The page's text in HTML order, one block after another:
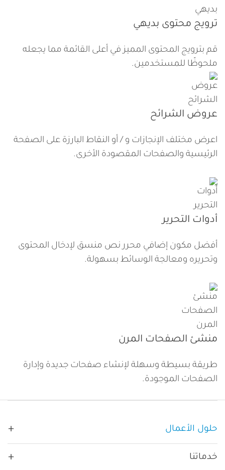
ترويج محتوى بديهي
قم بترويج المحتوى المميز في أعلى القائمة مما يجعله
ملحوظًا للمستخدمين.
عروض الشرائح
اعرض مختلف الإنجازات و / أو النقاط البارزة على الصفحة
الرئيسية والصفحات المقصودة الأخرى.
أدوات التحرير
أفضل مكون إضافي محرر نص منسق لإدخال المحتوى
وتحريره ومعالجة الوسائط بسهولة.
منشئ الصفحات المرن
طريقة بسيطة وسهلة لإنشاء صفحات جديدة وإدارة
الصفحات الموجودة.
حلول الأعمال
خدماتنا